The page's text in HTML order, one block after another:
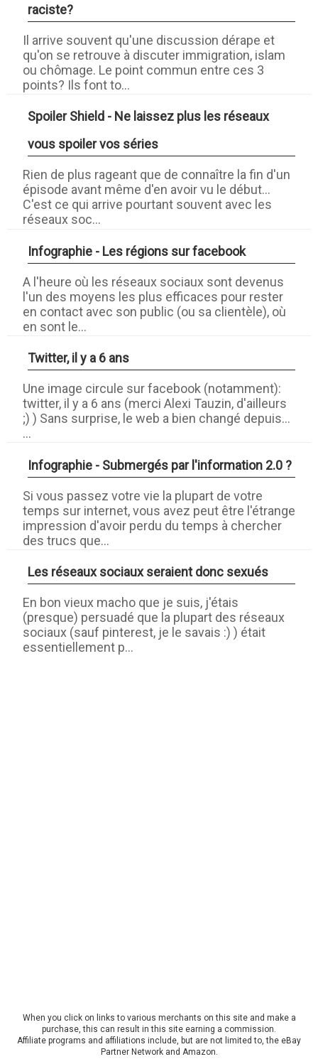
raciste?
Il arrive souvent qu'une discussion dérape et
qu'on se retrouve à discuter immigration, islam
ou chômage. Le point commun entre ces 3
points? Ils font to...
Spoiler Shield - Ne laissez plus les réseaux
vous spoiler vos séries
Rien de plus rageant que de connaître la fin d'un
épisode avant même d'en avoir vu le début...
C'est ce qui arrive pourtant souvent avec les
réseaux soc...
Infographie - Les régions sur facebook
A l'heure où les réseaux sociaux sont devenus
l'un des moyens les plus efficaces pour rester
en contact avec son public (ou sa clientèle), où
en sont le...
Twitter, il y a 6 ans
Une image circule sur facebook (notamment):
twitter, il y a 6 ans (merci Alexi Tauzin, d'ailleurs
;) ) Sans surprise, le web a bien changé depuis...
...
Infographie - Submergés par l'information 2.0 ?
Si vous passez votre vie la plupart de votre
temps sur internet, vous avez peut être l'étrange
impression d'avoir perdu du temps à chercher
des trucs que...
Les réseaux sociaux seraient donc sexués
En bon vieux macho que je suis, j'étais
(presque) persuadé que la plupart des réseaux
sociaux (sauf pinterest, je le savais :) ) était
essentiellement p...
When you click on links to various merchants on this site and make a
purchase, this can result in this site earning a commission.
Affiliate programs and affiliations include, but are not limited to, the eBay
Partner Network and Amazon.